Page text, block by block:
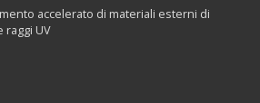
accelerato di materiali esterni di
raggi UV